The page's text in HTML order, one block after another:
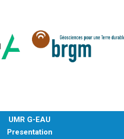
UMR G-EAU
Presentation